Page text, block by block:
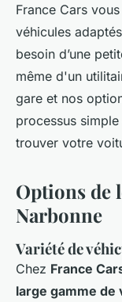
France Cars
véhicules
besoin d’une
même d'un
gare et nos
processus
trouver votre
Options de
Narbonne
Variété de
Chez France
large gamme de